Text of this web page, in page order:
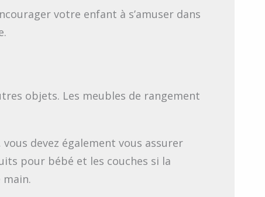
votre enfant à s’amuser dans
objets. Les meubles de rangement
devez également vous assurer
pour bébé et les couches si la